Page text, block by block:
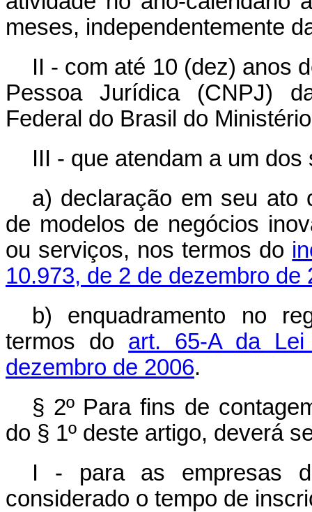
meses, independentemente
II - com até 10 (dez) anos
Pessoa Jurídica (CNPJ)
Federal do Brasil do
III - que atendam a um
a) declaração em seu ato
de modelos de negócios
ou serviços, nos termos do
10.973, de 2 de dezembro de
b) enquadramento no
termos do art. 65-A da
dezembro de 2006.
§ 2º Para fins de
do § 1º deste artigo, deverá
I - para as empresas
considerado o tempo de